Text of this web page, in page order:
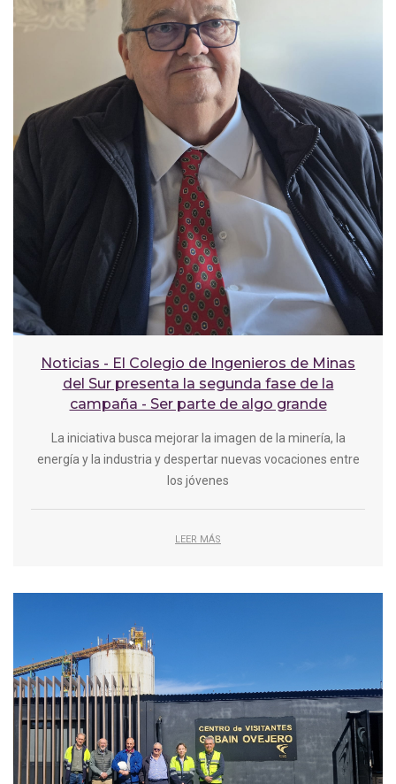
Noticias - El Colegio de Ingenieros de Minas
del Sur presenta la segunda fase de la
campaña - Ser parte de algo grande
La iniciativa busca mejorar la imagen de la minería, la
energía y la industria y despertar nuevas vocaciones entre
los jóvenes
LEER MÁS